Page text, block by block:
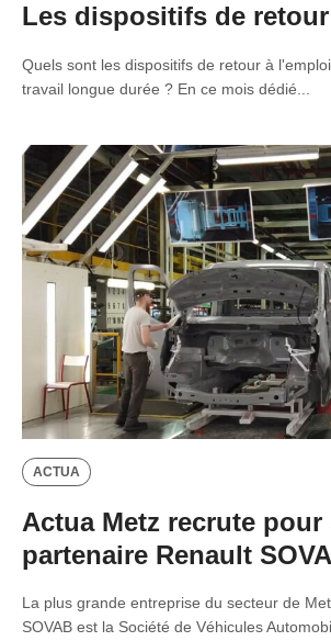
Les dispositifs de retour
Quels sont les dispositifs de retour à
travail longue durée ? En ce mois dédié...
ACTUA
Actua Metz recrute pour
partenaire Renault
La plus grande entreprise du secteur de
SOVAB est la Société de Véhicules